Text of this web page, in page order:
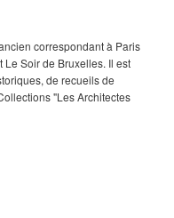
correspondant à Paris
Le Soir de Bruxelles. Il est
de recueils de
"Les Architectes